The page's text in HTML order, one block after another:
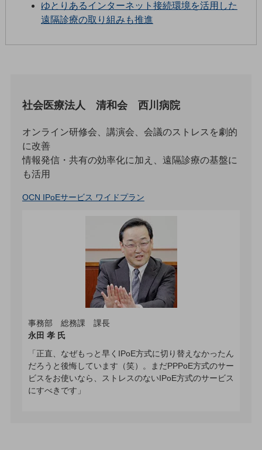
課題・ニーズで探す
課題・ニーズで探すTOP
コミュニケーション・情報共有
マーケティング
業務効率化
顧客体験（CX）改善
自動化・省電化
人材不足解消
業種・業態で探す
ゆとりあるインターネット接続環境を活用した
遠隔診療の取り組みも推進
社会医療法人 清和会 西川病院
オンライン研修会、講演会、会議のストレスを劇的
に改善
情報発信・共有の効率化に加え、遠隔診療の基盤に
も活用
OCN IPoEサービス ワイドプラン
事務部 総務課 課長
永田 孝 氏
「正直、なぜもっと早くIPoE方式に切り替えなかったん
だろうと後悔しています（笑）。まだPPPoE方式のサー
ビスをお使いなら、ストレスのないIPoE方式のサービス
にすべきです」